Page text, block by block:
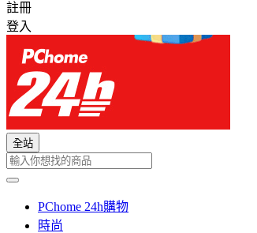
註冊
登入
全站
PChome 24h購物
時尚